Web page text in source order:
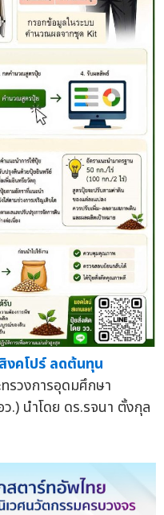
งคโปร์ ลดต้นทุน
รวงการอุดมศึกษา
.) นำโดย ดร.รจนา ตั้งกุล